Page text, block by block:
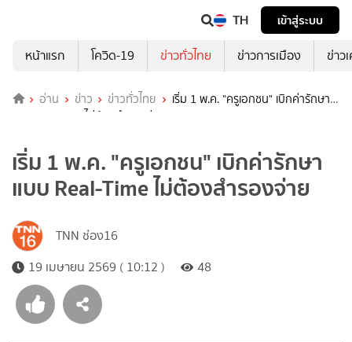
TH
เข้าสู่ระบบ
หน้าแรก
โควิด-19 ข่าวทั่วไทย ข่าวการเมือง ข่าว
อ่าน ข่าว ข่าวทั่วไทย
เริ่ม 1 พ.ค. "ครูเอกชน" เบิกค่ารักษา
แบบ Real-Time ไม่ต้องสำรองจ่าย
เริ่ม 1 พ.ค. "ครูเอกชน" เบิกค่ารักษา
แบบ Real-Time ไม่ต้องสำรองจ่าย
TNN ช่อง16
19 เมษายน 2569 ( 10:12 )
48